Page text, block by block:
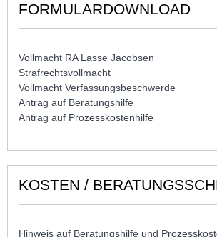
FORMULARDOWNLOAD
Vollmacht RA Lasse Jacobsen
Strafrechtsvollmacht
Vollmacht Verfassungsbeschwerde
Antrag auf Beratungshilfe
Antrag auf Prozesskostenhilfe
KOSTEN /
Hinweis auf Beratungshilfe und